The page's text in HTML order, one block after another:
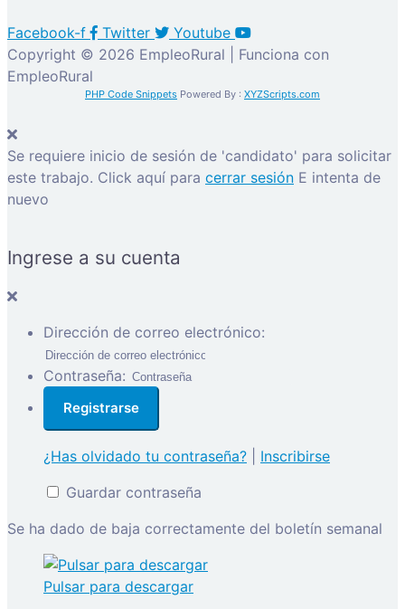
Facebook-f Twitter
Youtube
Copyright © 2026 EmpleoRural | Funciona con
EmpleoRural
PHP Code Snippets Powered By : XYZScripts.com
Se requiere inicio de sesión de 'candidato' para solicitar
este trabajo. Click aquí para cerrar sesión E intenta de
nuevo
Ingrese a su cuenta
Dirección de correo electrónico:
Contraseña:
¿Has olvidado tu contraseña?
Inscribirse
Guardar contraseña
Se ha dado de baja correctamente del boletín semanal
Pulsar para descargar